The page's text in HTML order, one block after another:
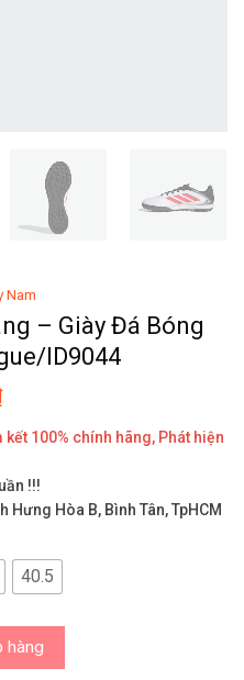
Nam
– Giày Đá Bóng
ID9044
100% chính hãng, Phát hiện
!!!
Hòa B, Bình Tân, TpHCM
40.5
Bóng Turf Copa Pure 3
hàng